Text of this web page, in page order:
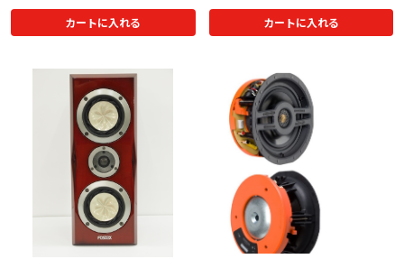
カートに入れる カートに入れる